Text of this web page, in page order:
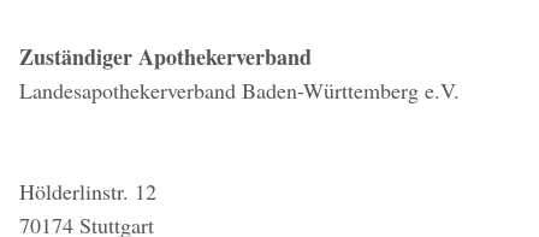
Zuständiger Apothekerverband
Landesapothekerverband Baden-Württemberg e.V.
Hölderlinstr. 12
70174 Stuttgart